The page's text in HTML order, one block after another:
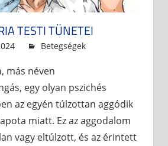
TESTI TÜNETEI
admin
Betegségek
más néven
egy olyan pszichés
az egyén túlzottan aggódik
miatt. Ez az aggodalom
vagy eltúlzott, és az érintett